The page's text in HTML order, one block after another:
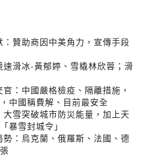
贊助商因中美角力，宣傳手段
滑冰-黃郁婷、雪橇林欣蓉；滑
：中國嚴格檢疫、隔離措施，
中國稱費解、目前最安全
雪突破城市防災能量，加上天
暴雪封城令」
：烏克蘭、俄羅斯、法國、德